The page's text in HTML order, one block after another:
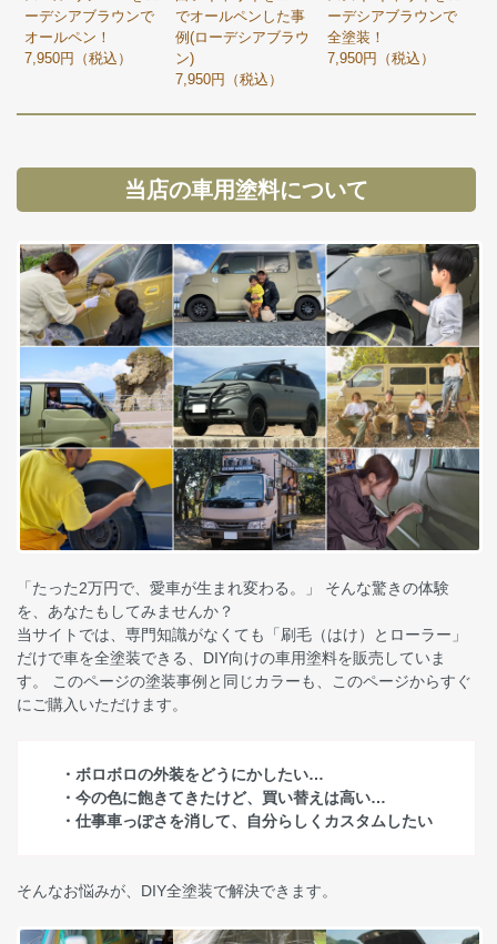
ーデシアブラウンで
オールペン！
7,950円（税込）
でオールペンした事
例(ローデシアブラウ
ン)
7,950円（税込）
ーデシアブラウンで
全塗装！
7,950円（税込）
当店の車用塗料について
「たった2万円で、愛車が生まれ変わる。」 そんな驚きの体験
を、あなたもしてみませんか？
当サイトでは、専門知識がなくても「刷毛（はけ）とローラー」
だけで車を全塗装できる、DIY向けの車用塗料を販売していま
す。 このページの塗装事例と同じカラーも、このページからすぐ
にご購入いただけます。
・ボロボロの外装をどうにかしたい…
・今の色に飽きてきたけど、買い替えは高い…
・仕事車っぽさを消して、自分らしくカスタムしたい
そんなお悩みが、DIY全塗装で解決できます。